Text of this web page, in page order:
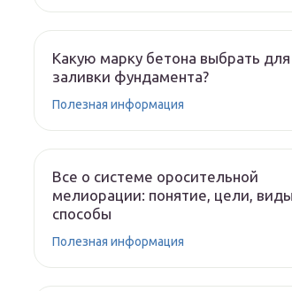
Какую марку бетона выбрать для
заливки фундамента?
Полезная информация
Все о системе оросительной
мелиорации: понятие, цели,
способы
Полезная информация